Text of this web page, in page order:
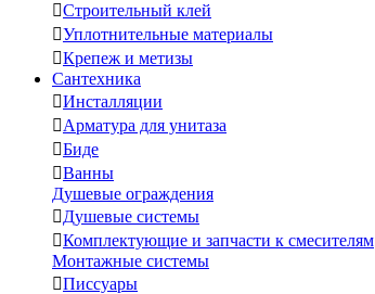
Строительный клей
Уплотнительные материалы
Крепеж и метизы
Сантехника
Инсталляции
Арматура для унитаза
Биде
Ванны
Душевые ограждения
Душевые системы
Комплектующие и запчасти к смесителям
Монтажные системы
Писсуары